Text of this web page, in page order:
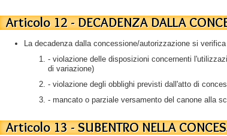
Articolo 12 - DECADENZA DALLA
La decadenza dalla concessione/autorizzazione si
- violazione delle disposizioni concernenti
di variazione)
- violazione degli obblighi previsti dall'atto di
- mancato o parziale versamento del canone alla
Articolo 13 - SUBENTRO NELLA